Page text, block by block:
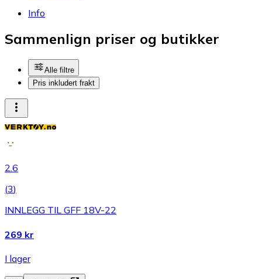
Info
Sammenlign priser og butikker
Alle filtre
Pris inkludert frakt
2.6
(3)
INNLEGG TIL GFF 18V-22
269 kr
I lager